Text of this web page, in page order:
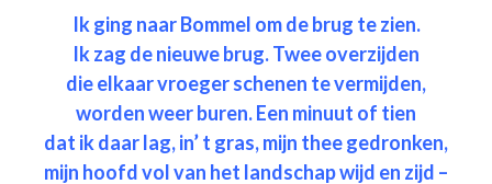
Ik ging naar Bommel om de brug te zien.
Ik zag de nieuwe brug. Twee overzijden
die elkaar vroeger schenen te vermijden,
worden weer buren. Een minuut of tien
dat ik daar lag, in’ t gras, mijn thee gedronken,
mijn hoofd vol van het landschap wijd en zijd –